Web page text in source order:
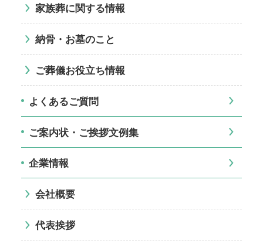
家族葬に関する情報
納骨・お墓のこと
ご葬儀お役立ち情報
よくあるご質問
ご案内状・ご挨拶文例集
企業情報
会社概要
代表挨拶